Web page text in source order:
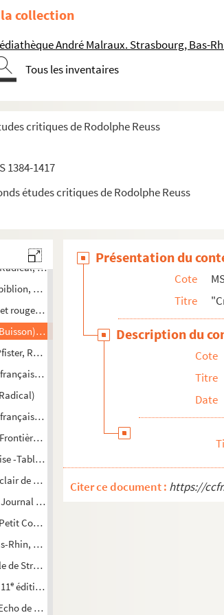
collection
André Malraux. Strasbourg, Bas-
Tous les inventaires
critiques de Rodolphe Reuss
1384-1417
études critiques de Rodolphe Reuss
(Dépêche de Besançon, 1915)
et Liberté, 1915)
Parole, 1916)
Parisien, 1915)
de M. Reuss à l'Académiedes sicences
de l'instr. publ. 1916)
1916)
1915)
rouge, 1916)
(L'Etoile de Nancy)
Revue Historique, 1916)
(Action française, 1916)
(Gazette de Chateau-Gontier)
de Belfort)
-Tablettes des Deux Charentes)
de Montpellier)
du Loiret, Orléans)
Comtois de Besançon)
Rhin, anecdotes ((?))
de Strasbourg (Annales révolutionnaires)
e édition (Bibliographie de la France)
de Paris, 1916)
Présentation du
Cote
Titre
Description du
Cote
Titre
Date
Citer ce document : https://